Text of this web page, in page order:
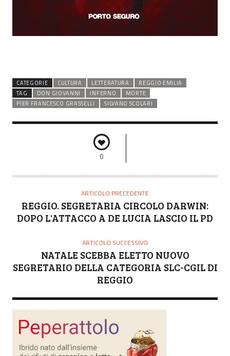
CATEGORIE CULTURA LETTERATURA
REGGIO EMILIA
TAG
DON GIOVANNI INFERNO
MORTE
PIER FRANCESCO GRASSELLI
SILVANO SCOLARI
0
ARTICOLO PRECEDENTE
REGGIO. SEGRETARIA CIRCOLO DARWIN:
DOPO L'ATTACCO A DE LUCIA LASCIO IL PD
ARTICOLO SUCCESSIVO
NATALE SCEBBA ELETTO NUOVO
SEGRETARIO DELLA CATEGORIA SLC-CGIL DI
REGGIO